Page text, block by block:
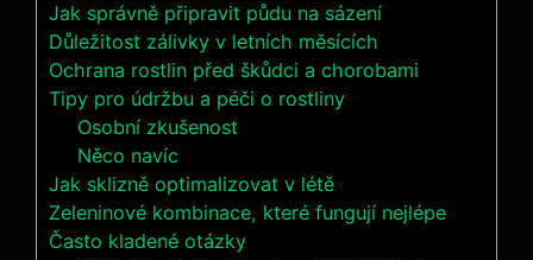
Jak správně připravit půdu na sázení
Důležitost zálivky v letních měsících
Ochrana rostlin před škůdci a chorobami
Tipy pro údržbu a péči o rostliny
Osobní zkušenost
Něco navíc
Jak sklizně optimalizovat v létě
Zeleninové kombinace, které fungují nejlépe
Často kladené otázky